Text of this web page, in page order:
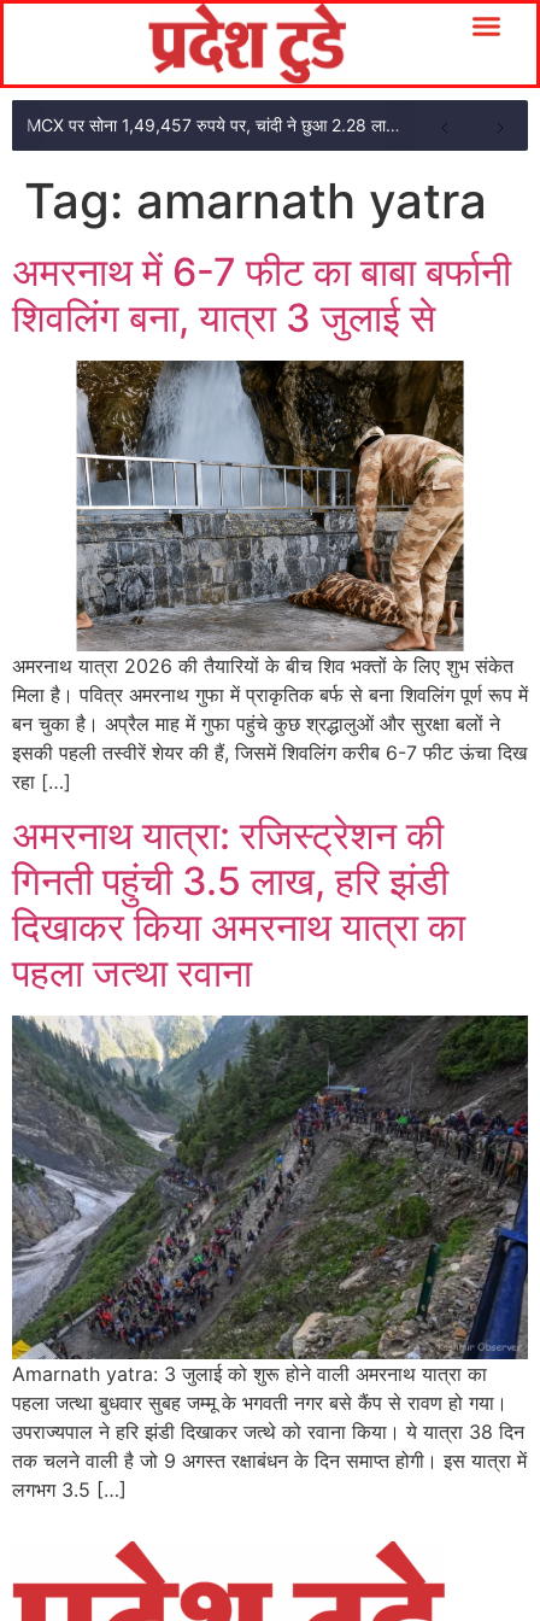
MCX पर सोना 1,49,457 रुपये पर, चांदी ने छुआ 2.28 लाख का स्तर
Tag: amarnath yatra
अमरनाथ में 6-7 फीट का बाबा बर्फानी
शिवलिंग बना, यात्रा 3 जुलाई से
अमरनाथ यात्रा 2026 की तैयारियों के बीच शिव भक्तों के लिए शुभ संकेत
मिला है। पवित्र अमरनाथ गुफा में प्राकृतिक बर्फ से बना शिवलिंग पूर्ण रूप में
बन चुका है। अप्रैल माह में गुफा पहुंचे कुछ श्रद्धालुओं और सुरक्षा बलों ने
इसकी पहली तस्वीरें शेयर की हैं, जिसमें शिवलिंग करीब 6-7 फीट ऊंचा दिख
रहा […]
अमरनाथ यात्रा: रजिस्ट्रेशन की
गिनती पहुंची 3.5 लाख, हरि झंडी
दिखाकर किया अमरनाथ यात्रा का
पहला जत्था रवाना
Amarnath yatra: 3 जुलाई को शुरू होने वाली अमरनाथ यात्रा का
पहला जत्था बुधवार सुबह जम्मू के भगवती नगर बसे कैंप से रावण हो गया।
उपराज्यपाल ने हरि झंडी दिखाकर जत्थे को रवाना किया। ये यात्रा 38 दिन
तक चलने वाली है जो 9 अगस्त रक्षाबंधन के दिन समाप्त होगी। इस यात्रा में
लगभग 3.5 […]